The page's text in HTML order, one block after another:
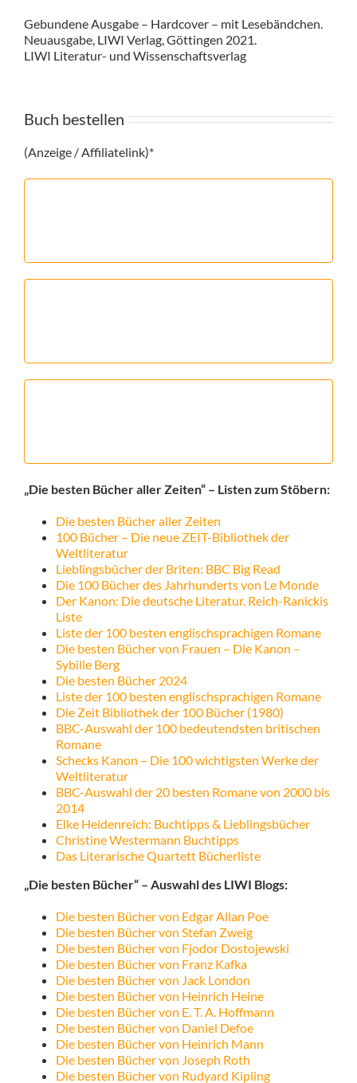
Gebundene Ausgabe – Hardcover – mit Lesebändchen.
Neuausgabe, LIWI Verlag, Göttingen 2021.
LIWI Literatur- und Wissenschaftsverlag
Buch bestellen
(Anzeige / Affiliatelink)*
„Die besten Bücher aller Zeiten“ – Listen zum Stöbern:
Die besten Bücher aller Zeiten
100 Bücher – Die neue ZEIT-Bibliothek der
Weltliteratur
Lieblingsbücher der Briten: BBC Big Read
Die 100 Bücher des Jahrhunderts von Le Monde
Der Kanon: Die deutsche Literatur. Reich-Ranickis
Liste
Liste der 100 besten englischsprachigen Romane
Die besten Bücher von Frauen – Die Kanon –
Sybille Berg
Die besten Bücher 2024
Liste der 100 besten englischsprachigen Romane
Die Zeit Bibliothek der 100 Bücher (1980)
BBC-Auswahl der 100 bedeutendsten britischen
Romane
Schecks Kanon – Die 100 wichtigsten Werke der
Weltliteratur
BBC-Auswahl der 20 besten Romane von 2000 bis
2014
Elke Heidenreich: Buchtipps & Lieblingsbücher
Christine Westermann Buchtipps
Das Literarische Quartett Bücherliste
„Die besten Bücher“ – Auswahl des LIWI Blogs:
Die besten Bücher von Edgar Allan Poe
Die besten Bücher von Stefan Zweig
Die besten Bücher von Fjodor Dostojewski
Die besten Bücher von Franz Kafka
Die besten Bücher von Jack London
Die besten Bücher von Heinrich Heine
Die besten Bücher von E. T. A. Hoffmann
Die besten Bücher von Daniel Defoe
Die besten Bücher von Heinrich Mann
Die besten Bücher von Joseph Roth
Die besten Bücher von Rudyard Kipling